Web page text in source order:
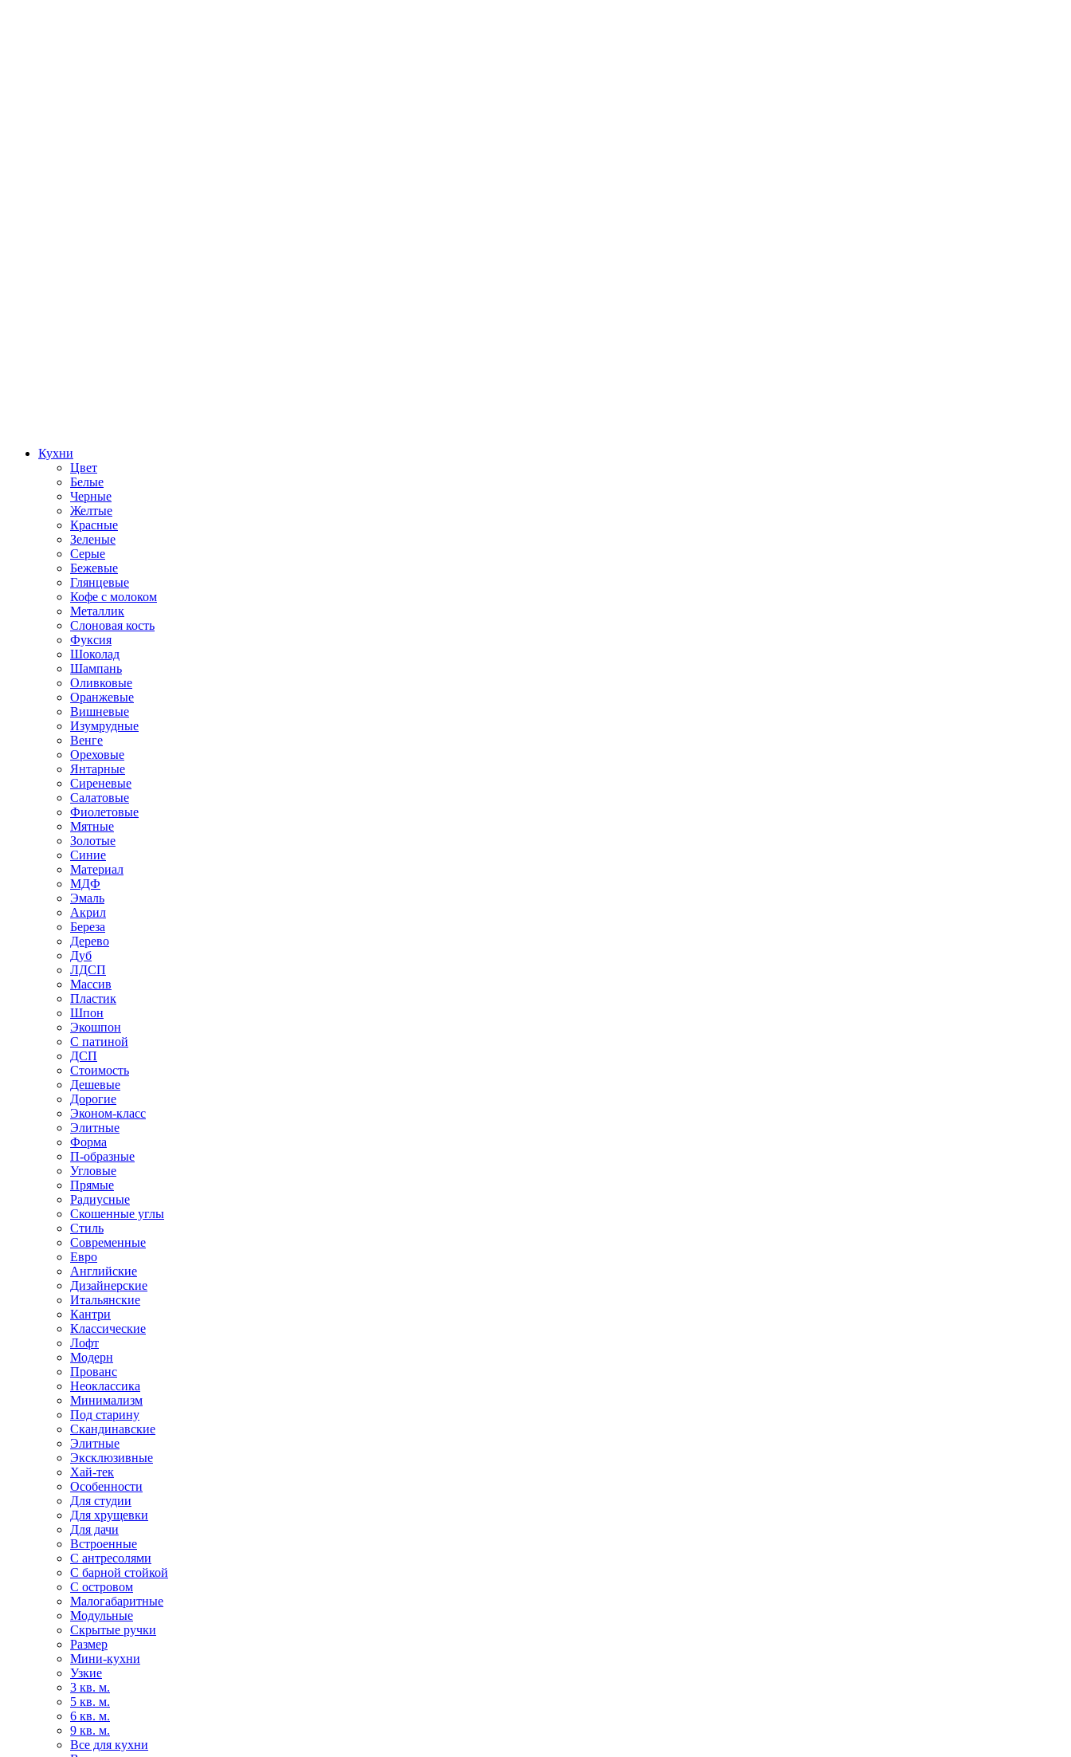
Кухни
Цвет
Белые
Черные
Желтые
Красные
Зеленые
Серые
Бежевые
Глянцевые
Кофе с молоком
Металлик
Слоновая кость
Фуксия
Шоколад
Шампань
Оливковые
Оранжевые
Вишневые
Изумрудные
Венге
Ореховые
Янтарные
Сиреневые
Салатовые
Фиолетовые
Мятные
Золотые
Синие
Материал
МДФ
Эмаль
Акрил
Береза
Дерево
Дуб
ЛДСП
Массив
Пластик
Шпон
Экошпон
С патиной
ДСП
Стоимость
Дешевые
Дорогие
Эконом-класс
Элитные
Форма
П-образные
Угловые
Прямые
Радиусные
Скошенные углы
Стиль
Современные
Евро
Английские
Дизайнерские
Итальянские
Кантри
Классические
Лофт
Модерн
Прованс
Неоклассика
Минимализм
Под старину
Скандинавские
Элитные
Эксклюзивные
Хай-тек
Особенности
Для студии
Для хрущевки
Для дачи
Встроенные
С антресолями
С барной стойкой
С островом
Малогабаритные
Модульные
Скрытые ручки
Размер
Мини-кухни
Узкие
3 кв. м.
5 кв. м.
6 кв. м.
9 кв. м.
Все для кухни